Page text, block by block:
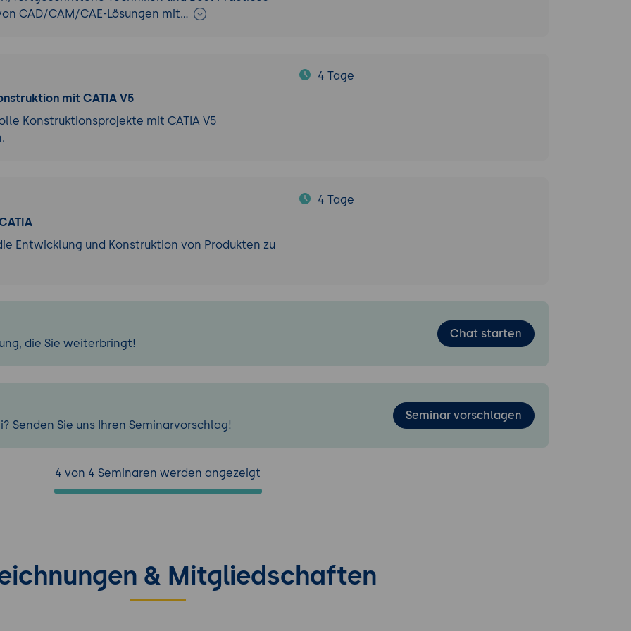
CAD/CAM/CAE-Lösungen mit…
mit CATIA V5
Konstruktionsprojekte mit CATIA V5
4 Tage
Entwicklung und Konstruktion von Produkten zu
4 Tage
die Sie weiterbringt!
Chat starten
Senden Sie uns Ihren Seminarvorschlag!
Seminar vorschlagen
4 von 4 Seminaren werden angezeigt
& Mitgliedschaften